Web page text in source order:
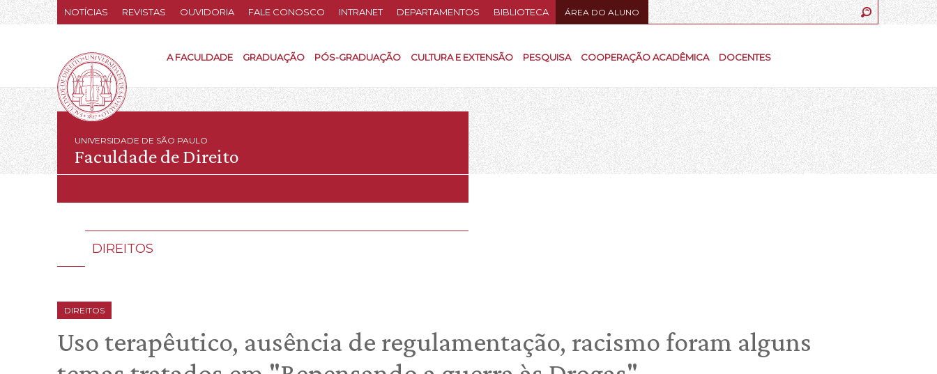
NOTÍCIAS REVISTAS OUVIDORIA FALE CONOSCO INTRANET DEPARTAMENTOS BIBLIOTECA ÁREA DO ALUNO
A FACULDADE GRADUAÇÃO PÓS-GRADUAÇÃO CULTURA E EXTENSÃO PESQUISA COOPERAÇÃO ACADÊMICA DOCENTES
UNIVERSIDADE DE SÃO PAULO
Faculdade de Direito
DIREITOS
DIREITOS
Uso terapêutico, ausência de regulamentação, racismo foram alguns